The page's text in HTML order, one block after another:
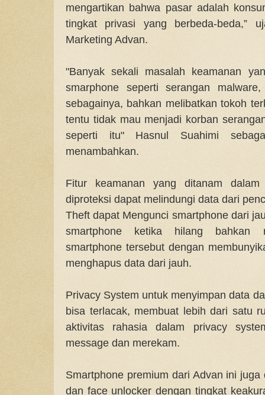
mengartikan bahwa pasar adalah
tingkat privasi yang berbeda-beda,”
Marketing Advan.
"Banyak sekali masalah keamanan
smarphone seperti serangan
sebagainya, bahkan melibatkan tokoh
tentu tidak mau menjadi korban
seperti itu" Hasnul Suahimi
menambahkan.
Fitur keamanan yang ditanam
diproteksi dapat melindungi data dari
Theft dapat Mengunci smartphone dari
smartphone ketika hilang bahkan
smartphone tersebut dengan
menghapus data dari jauh.
Privacy System untuk menyimpan data
bisa terlacak, membuat lebih dari satu
aktivitas rahasia dalam privacy
message dan merekam.
Smartphone premium dari Advan ini
dan face unlocker dengan tingkat